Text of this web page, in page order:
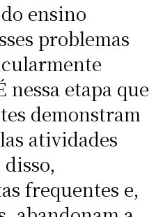
ensino
problemas
nessa etapa que
demonstram
atividades
frequentes e,